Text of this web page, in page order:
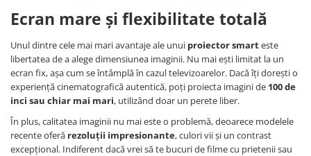
Ecran mare și flexibilitate totală
Unul dintre cele mai mari avantaje ale unui proiector smarteste
libertatea de a alege dimensiunea imaginii. Nu mai ești limitat la un
ecran fix, așa cum se întâmplă în cazul televizoarelor. Dacă îți dorești o
experiență cinematografică autentică, poți proiecta imagini de 100 de
inci sau chiar mai mari, utilizând doar un perete liber.
În plus, calitatea imaginii nu mai este o problemă, deoarece modelele
recente oferă rezoluții impresionante, culori vii și un contrast
excepțional. Indiferent dacă vrei să te bucuri de filme cu prietenii sau